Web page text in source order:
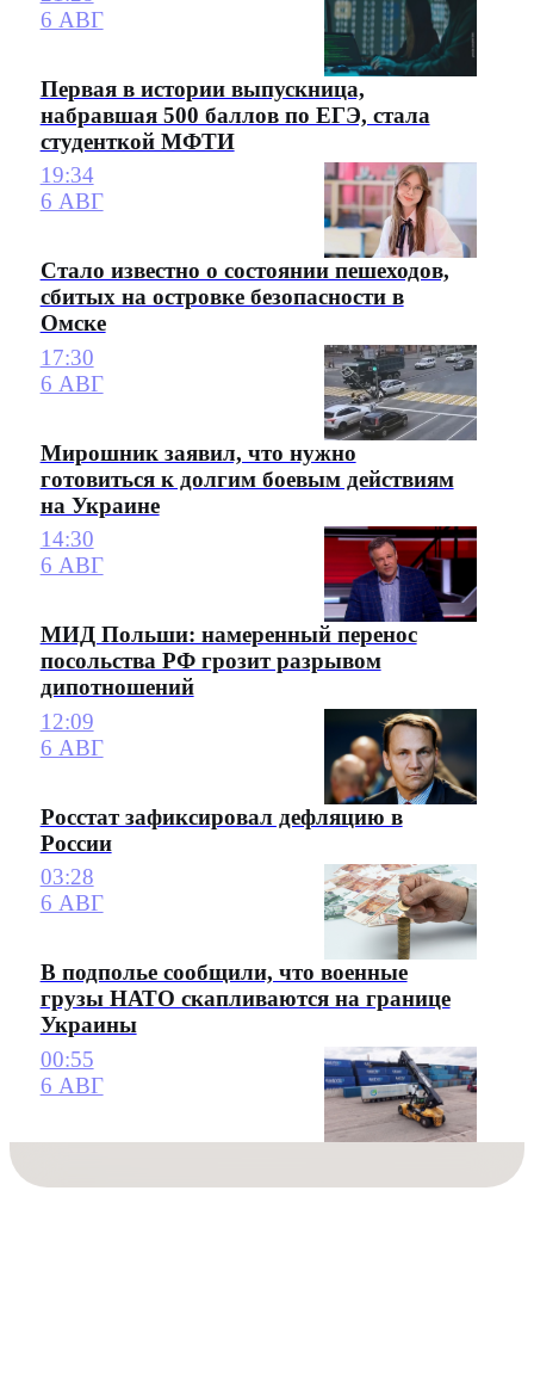
6 АВГ
Первая в истории выпускница,
набравшая 500 баллов по ЕГЭ, стала
студенткой МФТИ
19:34
6 АВГ
Стало известно о состоянии пешеходов,
сбитых на островке безопасности в
Омске
17:30
6 АВГ
Мирошник заявил, что нужно
готовиться к долгим боевым действиям
на Украине
14:30
6 АВГ
МИД Польши: намеренный перенос
посольства РФ грозит разрывом
дипотношений
12:09
6 АВГ
Росстат зафиксировал дефляцию в
России
03:28
6 АВГ
В подполье сообщили, что военные
грузы НАТО скапливаются на границе
Украины
00:55
6 АВГ